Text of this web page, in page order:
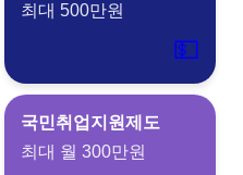
최대 500만원
💵
국민취업지원제도
최대 월 300만원